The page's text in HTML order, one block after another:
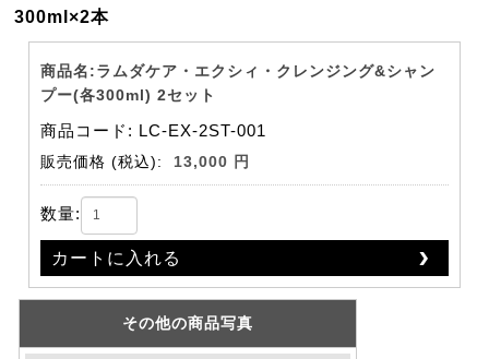
300ml×2本
商品名:ラムダケア・エクシィ・クレンジング&シャン
プー(各300ml) 2セット
商品コード: LC-EX-2ST-001
販売価格(税込): 13,000 円
数量:
カートに入れる
その他の商品写真